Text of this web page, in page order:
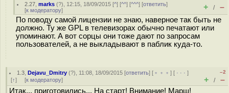
2.27 ,marks (?), 12:15, 18/09/2015 [^] [^^] [^^^] [ответить]
[к модератору] + / –
По поводу самой лицензии не знаю, наверное так быть не
должно. Ту же GPL в телевизорах обычно печатают или
упоминают. А вот сорцы они тоже дают по запросам
пользователей, а не выкладывают в паблик куда-то.
1.3 ,Dejavu_Dmitry (?), 11:08, 18/09/2015 [ответить] [ ﹢﹢﹢] [ · · ·]
[↑] [к модератору]
–2
+ / –
Итак... приготовились... На старт! Внимание! Марш!